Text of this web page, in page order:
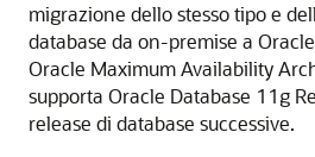
migrazione dello stesso tipo e
database da on-premise a
Oracle Maximum Availability
supporta Oracle Database 11g
release di database successive.